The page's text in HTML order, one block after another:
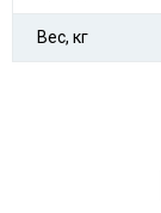
Вес, кг